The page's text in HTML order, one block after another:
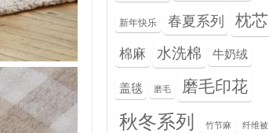
新年快乐 春夏系列 枕芯
棉麻 水洗棉 牛奶绒
盖毯 磨毛 磨毛印花
秋冬系列 竹节麻 纤维被